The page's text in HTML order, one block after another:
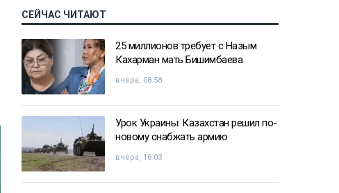
СЕЙЧАС ЧИТАЮТ
25 миллионов требует с Назым
Кахарман мать Бишимбаева
вчера, 08:58
Урок Украины: Казахстан решил по-
новому снабжать армию
вчера, 16:03